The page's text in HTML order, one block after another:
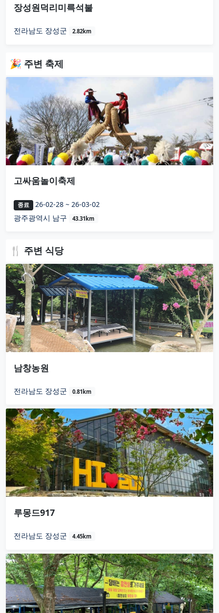
장성원덕리미륵석불
전라남도 장성군 2.82km
🎉 주변 축제
고싸움놀이축제
종료 26-02-28 ~ 26-03-02
광주광역시 남구 43.31km
🍴 주변 식당
남창농원
전라남도 장성군 0.81km
루몽드917
전라남도 장성군 4.45km